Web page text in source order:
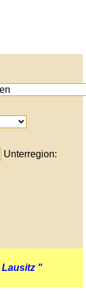
Unterregion:
Lausitz "